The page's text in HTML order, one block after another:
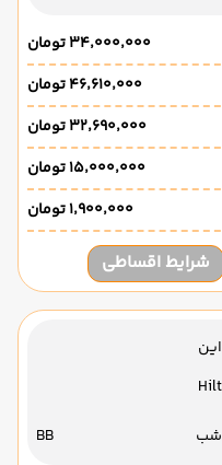
۳۴٬۰۰۰٬۰۰۰ تومان
۴۶٬۶۱۰٬۰۰۰ تومان
۳۲٬۶۹۰٬۰۰۰ تومان
۱۵٬۰۰۰٬۰۰۰ تومان
۱٬۹۰۰٬۰۰۰ تومان
شرایط اقساطی
BB